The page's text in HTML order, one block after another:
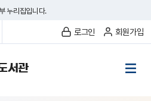
누리집입니다.
로그인 회원가입